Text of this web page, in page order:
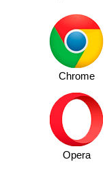
Chrome
Opera